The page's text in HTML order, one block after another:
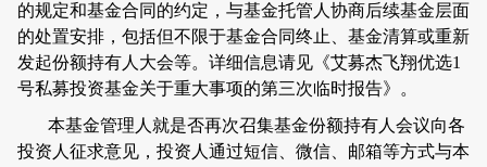
的规定和基金合同的约定，与基金托管人协商后续基金层面
的处置安排，包括但不限于基金合同终止、基金清算或重新
发起份额持有人大会等。详细信息请见《艾募杰飞翔优选1
号私募投资基金关于重大事项的第三次临时报告》。
本基金管理人就是否再次召集基金份额持有人会议向各
投资人征求意见，投资人通过短信、微信、邮箱等方式与本